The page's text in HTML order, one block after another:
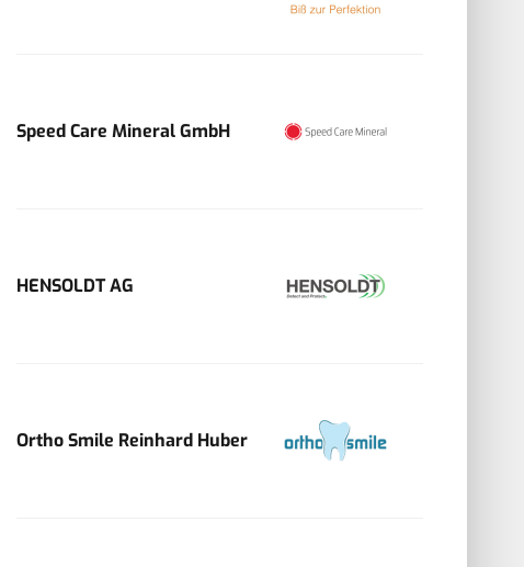
Speed Care Mineral GmbH
HENSOLDT AG
Ortho Smile Reinhard Huber